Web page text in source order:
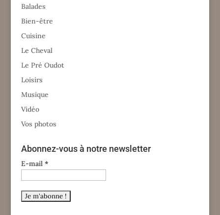
Balades
Bien-être
Cuisine
Le Cheval
Le Pré Oudot
Loisirs
Musique
Vidéo
Vos photos
Abonnez-vous à notre newsletter
E-mail *